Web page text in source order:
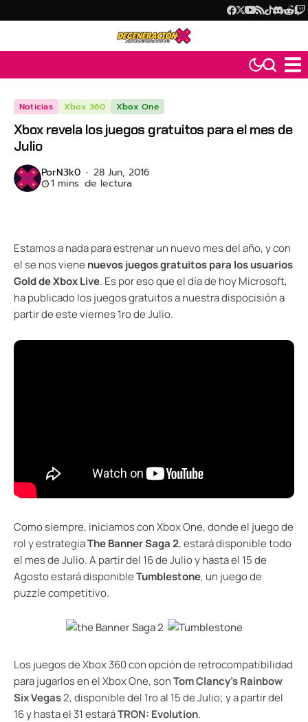
Noticias Xbox 360 Xbox One
Xbox revela los juegos gratuitos para el mes de
Julio
PorN3k0 28 Jun, 2016
1 mins. de lectura
Estamos a nada para estrenar un nuevo mes del año, y con
el se nos viene nuevos juegos gratuitos para los usuarios
Gold de Xbox Live. Es por eso que el día de hoy Microsoft,
ha publicado los juegos gratuitos a nuestra dispocisión a
partir de este viernes 1ro de Julio.
Como siempre, iniciamos con Xbox One, donde el juego de
rol y estrategiaThe Banner Saga 2, estará disponible todo
el mes de Julio. A partir del 16 de Julio y hasta el 15 de
Agosto estará disponibleTumblestone, un juego de
puzzle competitivo.
Los juegos de Xbox 360 con opción de retrocompatibilidad
para jugarlos en el Xbox One, sonTom Clancy’s Rainbow
Six Vegas2, disponible del 1ro al 15 de Julio; y a partir del
16 y hasta el 31 estaráTRON: Evolution.